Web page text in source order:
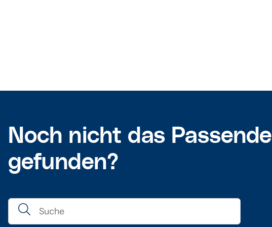
Noch nicht das Passende
gefunden?